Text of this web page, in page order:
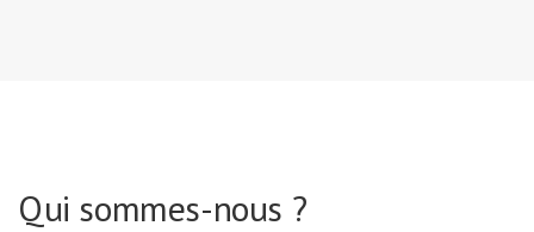
Qui sommes-nous ?